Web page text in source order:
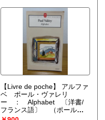
【Livre de poche】 アルファ
ベ ポール・ヴァレリ
ー ： Alphabet 〔洋書/
フランス語〕
（ポール・
ヴァレリー Paul Valéry）